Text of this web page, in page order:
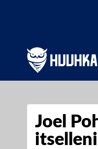
Joel
itselleni